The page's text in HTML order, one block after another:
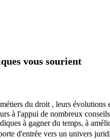
vous sourient
du droit , leurs
à l'appui de nombreux
à gagner du temps, à
d'entrée vers un univers